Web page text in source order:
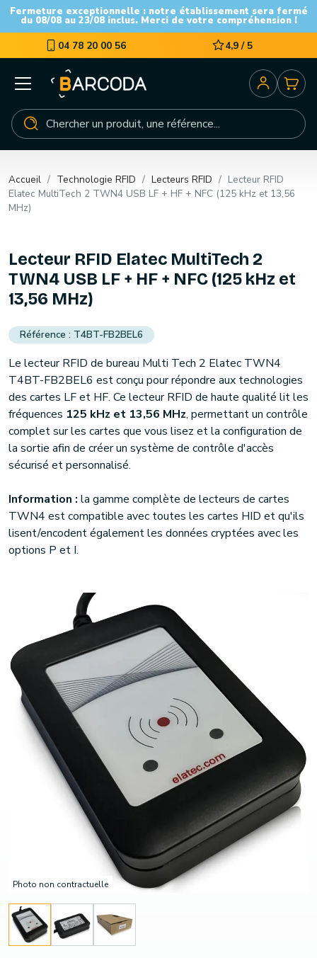
Fermeture exceptionnelle : notre établissement sera fermé
du 08/08 au 23/08 inclus. Merci de votre compréhension !
04 78 20 00 56 4,9 / 5
Accueil Technologie RFID Lecteurs RFID
Lecteur RFID
Elatec MultiTech 2 TWN4 USB LF + HF + NFC (125 kHz et 13,56
MHz)
Photo non contractuelle
Lecteur RFID Elatec MultiTech 2
TWN4 USB LF + HF + NFC (125 kHz et
13,56 MHz)
T4BT-FB2BEL6
Le lecteur RFID de bureau Multi Tech 2 Elatec TWN4
T4BT-FB2BEL6 est conçu pour répondre aux technologies
des cartes LF et HF. Ce lecteur RFID de haute qualité lit les
fréquences 125 kHz et 13,56 MHz, permettant un contrôle
complet sur les cartes que vous lisez et la configuration de
la sortie afin de créer un système de contrôle d'accès
sécurisé et personnalisé.
Information : la gamme complète de lecteurs de cartes
TWN4 est compatible avec toutes les cartes HID et qu'ils
lisent/encodent également les données cryptées avec les
options P et I.